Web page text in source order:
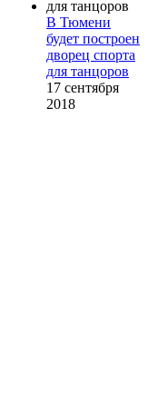
В Тюмени
будет построен
дворец спорта
для танцоров
17 сентября
2018